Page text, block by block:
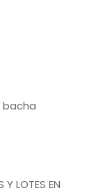
bacha
Y LOTES EN